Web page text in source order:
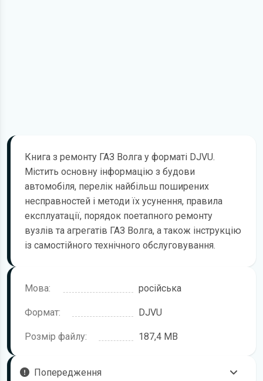
Книга з ремонту ГАЗ Волга у форматі DJVU.
Містить основну інформацію з будови
автомобіля, перелік найбільш поширених
несправностей і методи їх усунення, правила
експлуатації, порядок поетапного ремонту
вузлів та агрегатів ГАЗ Волга, а також інструкцію
із самостійного технічного обслуговування.
Мова: російська
Формат: DJVU
Розмір файлу: 187,4 MB
Попередження